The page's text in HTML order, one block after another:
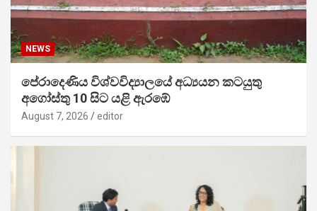
NEWS
පේරාදෙණිය විශ්වවිද්‍යාලයේ අධ්‍යයන කටයුතු
අගෝස්තු 10 සිට යළි ඇරඹේ
August 7, 2026 editor